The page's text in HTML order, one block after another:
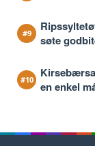
søte
en enkel